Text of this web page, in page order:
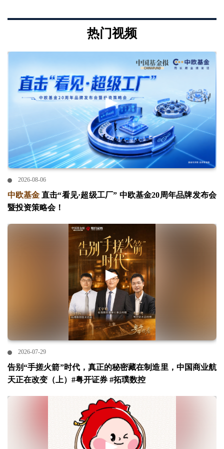
热门视频
2026-08-06
中欧基金 直击“看见·超级工厂” 中欧基金20周年品牌发布会
暨投资策略会！
2026-07-29
告别“手搓火箭”时代，真正的秘密藏在制造里，中国商业航
天正在改变（上）#粤开证券 #拓璞数控